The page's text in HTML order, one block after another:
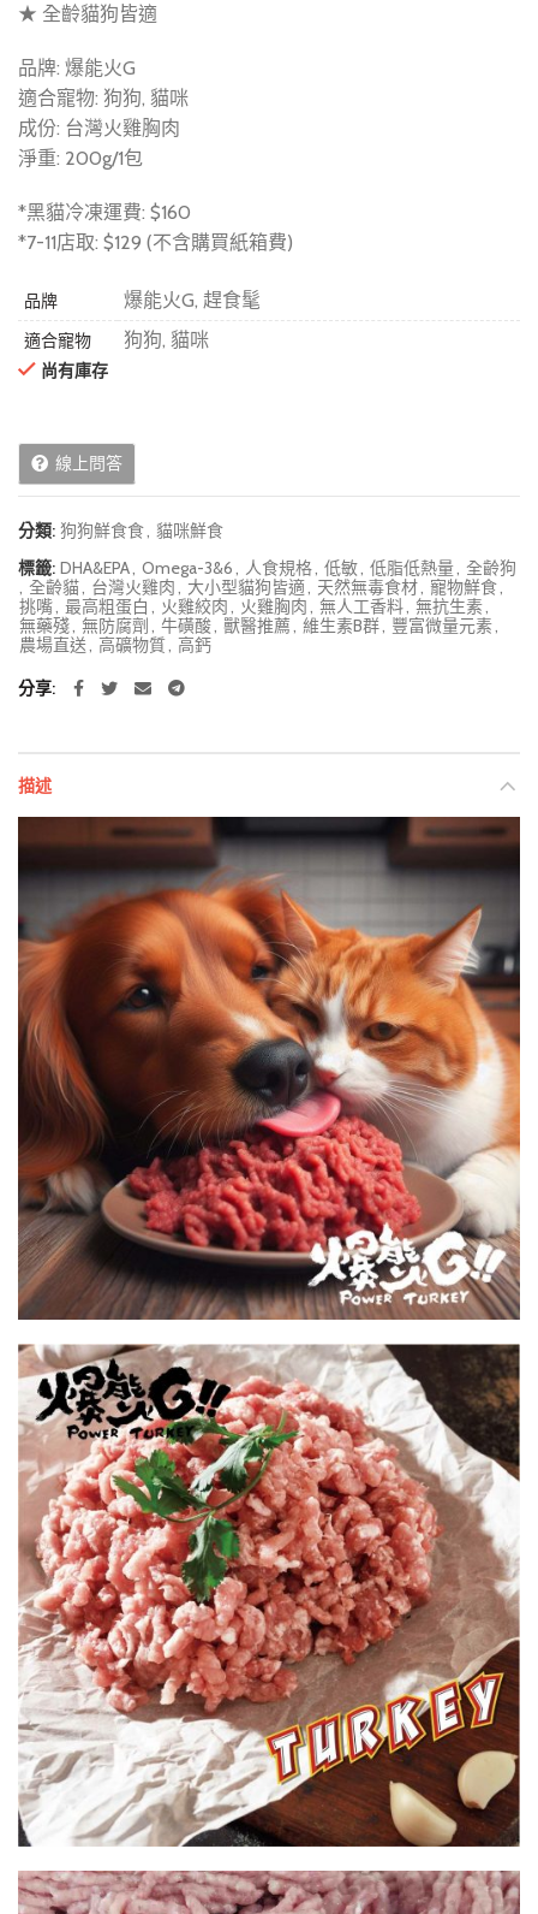
★ 全齡貓狗皆適
品牌: 爆能火G
適合寵物: 狗狗, 貓咪
成份: 台灣火雞胸肉
淨重: 200g/1包
*黑貓冷凍運費: $160
*7-11店取: $129 (不含購買紙箱費)
品牌 爆能火G, 趕食髦
適合寵物 狗狗, 貓咪
尚有庫存
線上問答
分類: 狗狗鮮食食, 貓咪鮮食
標籤: DHA&EPA, Omega-3&6, 人食規格, 低敏, 低脂低熱量, 全齡狗
, 全齡貓, 台灣火雞肉, 大小型貓狗皆適, 天然無毒食材, 寵物鮮食,
挑嘴, 最高粗蛋白 , 火雞絞肉, 火雞胸肉, 無人工香料, 無抗生素,
無藥殘, 無防腐劑, 牛磺酸, 獸醫推薦, 維生素B群, 豐富微量元素,
農場直送, 高礦物質, 高鈣
分享
描述